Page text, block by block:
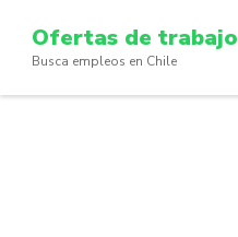
content
(Press
Ofertas de trabajo
Busca empleos en Chile